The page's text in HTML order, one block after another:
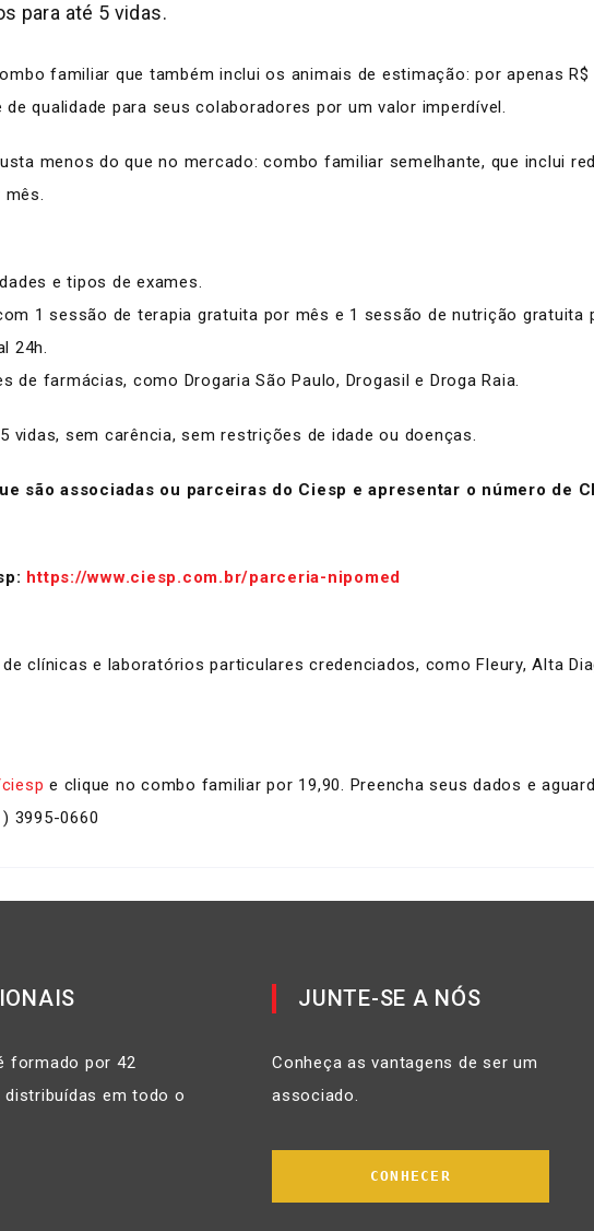
para até 5 vidas.
familiar que também inclui os animais de estimação: por apenas R$
qualidade para seus colaboradores por um valor imperdível.
menos do que no mercado: combo familiar semelhante, que inclui
mês.
e tipos de exames.
1 sessão de terapia gratuita por mês e 1 sessão de nutrição gratuita
24h.
de farmácias, como Drogaria São Paulo, Drogasil e Droga Raia.
vidas, sem carência, sem restrições de idade ou doenças.
são associadas ou parceiras do Ciesp e apresentar o número de
https://www.ciesp.com.br/parceria-nipomed
clínicas e laboratórios particulares credenciados, como Fleury, Alta
e clique no combo familiar por 19,90. Preencha seus dados e
3995-0660
formado por 42
distribuídas em todo o
JUNTE-SE A NÓS
Conheça as vantagens de ser um
associado.
CONHECER